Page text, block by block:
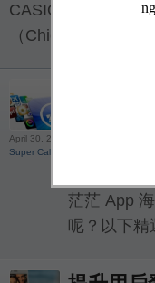
CASIO 數位相機台
（Chicony
iOS 限
April 30, 2016 by
Super Calendar
App Store
茫茫 App
呢？以下